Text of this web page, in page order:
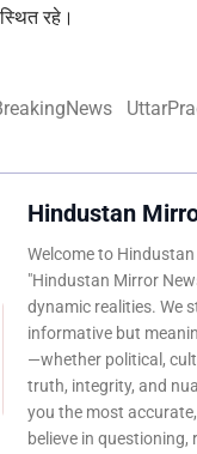
रहे।
Hindustan
Welcome to
"Hindustan Mirror
dynamic realities. We
informative but
—whether political,
truth, integrity, and
you the most
believe in